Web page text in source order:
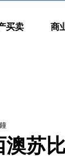
买卖 商
苏